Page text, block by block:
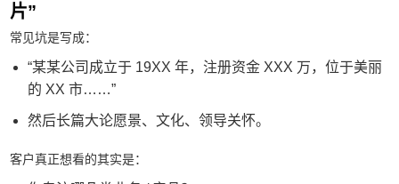
片”
常见坑是写成：
“某某公司成立于 19XX 年，注册资金 XXX 万，位于美丽
的 XX 市……”
然后长篇大论愿景、文化、领导关怀。
客户真正想看的其实是：